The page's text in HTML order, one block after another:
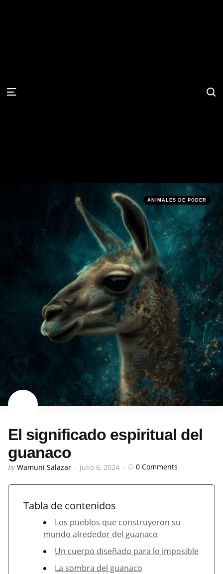
Menu
Categories
Posted
in
ANIMALES DE PODER
El significado espiritual del
guanaco
Posted
by Wamuni Salazar julio 6, 2024 0 Comments
Tabla de contenidos
Los pueblos que construyeron su
mundo alrededor del guanaco
Un cuerpo diseñado para lo imposible
La sombra del guanaco